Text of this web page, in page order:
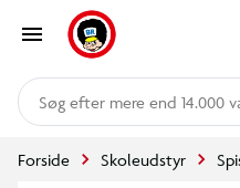
mere end 14.000
Forside Skoleudstyr